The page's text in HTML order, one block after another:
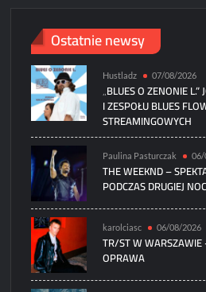
Ostatnie newsy
Hustladz 07/08/2026
„BLUES O ZENONIE L.”
I ZESPOŁU BLUES
STREAMINGOWYCH
Paulina Pasturczak 06/
THE WEEKND –
PODCZAS DRUGIEJ
karolciasc 06/08/2026
TR/ST W
OPRAWA